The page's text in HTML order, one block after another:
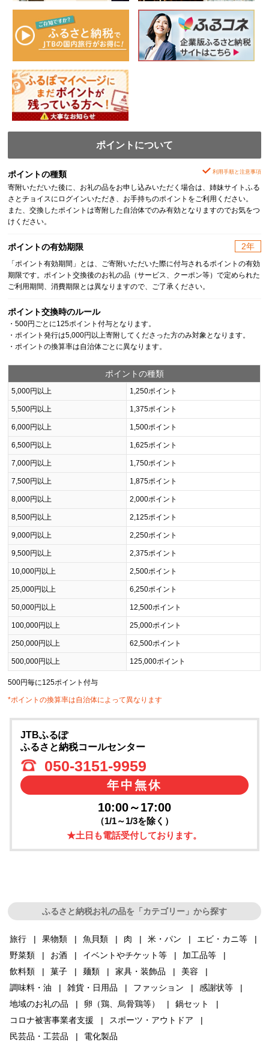
ポイントについて
ポイントの種類 利用手順と注意事項
寄附いただいた後に、お礼の品をお申し込みいただく場合は、姉妹サイトふる
さとチョイスにログインいただき、お手持ちのポイントをご利用ください。
また、交換したポイントは寄附した自治体でのみ有効となりますのでお気をつ
けください。
ポイントの有効期限 2年
「ポイント有効期間」とは、ご寄附いただいた際に付与されるポイントの有効
期限です。ポイント交換後のお礼の品（サービス、クーポン等）で定められた
ご利用期間、消費期限とは異なりますので、ご了承ください。
ポイント交換時のルール
・500円ごとに125ポイント付与となります。
・ポイント発行は5,000円以上寄附してくださった方のみ対象となります。
・ポイントの換算率は自治体ごとに異なります。
ポイントの種類
5,000円以上 1,250ポイント
5,500円以上 1,375ポイント
6,000円以上 1,500ポイント
6,500円以上 1,625ポイント
7,000円以上 1,750ポイント
7,500円以上 1,875ポイント
8,000円以上 2,000ポイント
8,500円以上 2,125ポイント
9,000円以上 2,250ポイント
9,500円以上 2,375ポイント
10,000円以上 2,500ポイント
25,000円以上 6,250ポイント
50,000円以上 12,500ポイント
100,000円以上 25,000ポイント
250,000円以上 62,500ポイント
500,000円以上 125,000ポイント
500円毎に125ポイント付与
*ポイントの換算率は自治体によって異なります
JTBふるぽ
ふるさと納税コールセンター
050-3151-9959
年中無休
10:00～17:00
（1/1～1/3を除く）
★土日も電話受付しております。
ふるさと納税お礼の品を「カテゴリー」から探す
旅行 果物類 魚貝類 肉 米・パン
エビ・カニ等
野菜類
お酒 イベントやチケット等
加工品等
飲料類
菓子 麺類 家具・装飾品
美容
調味料・油
雑貨・日用品 ファッション
感謝状等
地域のお礼の品
卵（鶏、烏骨鶏等）
鍋セット
コロナ被害事業者支援
スポーツ・アウトドア
民芸品・工芸品
電化製品